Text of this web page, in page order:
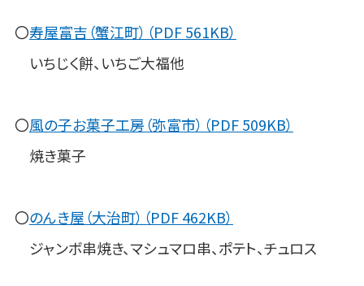
〇寿屋富吉（蟹江町）（PDF 561KB）
いちじく餅、いちご大福他
〇風の子お菓子工房（弥富市）（PDF 509KB）
焼き菓子
〇のんき屋（大治町）（PDF 462KB）
ジャンボ串焼き、マシュマロ串、ポテト、チュロス